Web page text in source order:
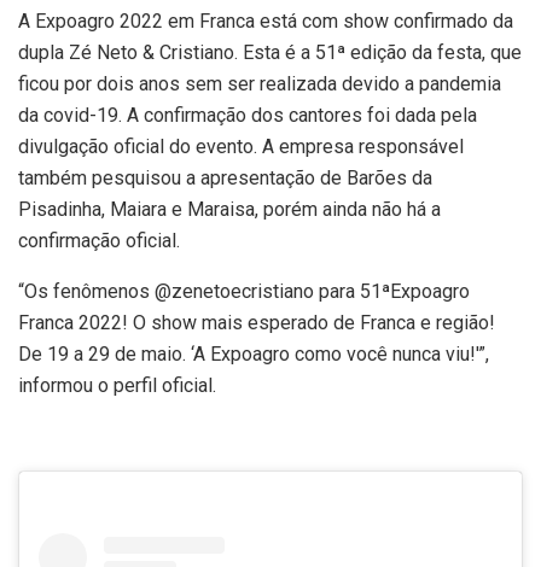
A Expoagro 2022 em Franca está com show confirmado da
dupla Zé Neto & Cristiano. Esta é a 51ª edição da festa, que
ficou por dois anos sem ser realizada devido a pandemia
da covid-19. A confirmação dos cantores foi dada pela
divulgação oficial do evento. A empresa responsável
também pesquisou a apresentação de Barões da
Pisadinha, Maiara e Maraisa, porém ainda não há a
confirmação oficial.
“Os fenômenos @zenetoecristiano para 51ªExpoagro
Franca 2022! O show mais esperado de Franca e região!
De 19 a 29 de maio. ‘A Expoagro como você nunca viu!'”,
informou o perfil oficial.